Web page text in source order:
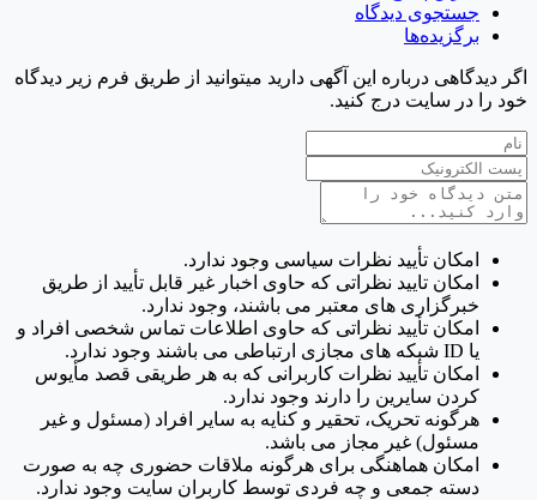
جستجوی دیدگاه
برگزیده‌ها
اگر دیدگاهی درباره این آگهی دارید میتوانید از طریق فرم زیر دیدگاه
خود را در سایت درج کنید.
امکان تأیید نظرات سیاسی وجود ندارد.
امکان تایید نظراتی که حاوی اخبار غیر قابل تأیید از طریق
خبرگزاری های معتبر می باشند، وجود ندارد.
امکان تأیید نظراتی که حاوی اطلاعات تماس شخصی افراد و
یا ID شبکه های مجازی ارتباطی می باشند وجود ندارد.
امکان تأیید نظرات کاربرانی که به هر طریقی قصد مأیوس
کردن سایرین را دارند وجود ندارد.
هرگونه تحریک، تحقیر و کنایه به سایر افراد (مسئول و غیر
مسئول) غیر مجاز می باشد.
امکان هماهنگی برای هرگونه ملاقات حضوری چه به صورت
دسته جمعی و چه فردی توسط کاربران سایت وجود ندارد.